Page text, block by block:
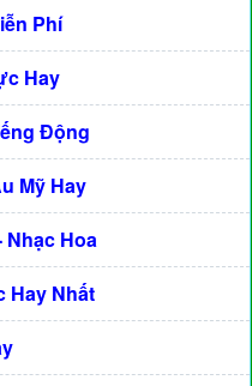
Phí
Hay
Động
Mỹ Hay
Nhạc Hoa
Hay Nhất